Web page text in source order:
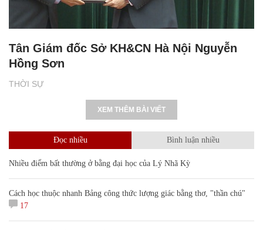
THỜI SỰ
Tân Giám đốc Sở KH&CN Hà Nội Nguyễn
Hồng Sơn
XEM THÊM BÀI VIẾT
Đọc nhiều Bình luận nhiều
Nhiều điểm bất thường ở bằng đại học của Lý Nhã Kỳ
Cách học thuộc nhanh Bảng công thức lượng giác bằng thơ, "thần chú"
17